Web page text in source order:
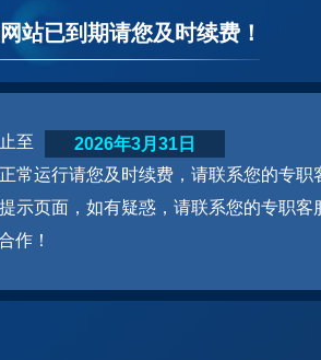
站已到期请您及时续费！
至
常运行请您及时续费，请联系您的专职
示页面，如有疑惑，请联系您的专职客
作！
2026年3月31日